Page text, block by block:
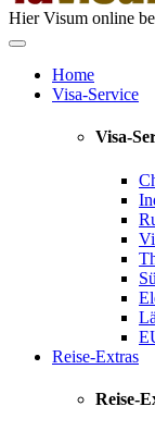
Hier Visum online
Home
Visa-Service
Visa-
Reise-Extras
Reise-